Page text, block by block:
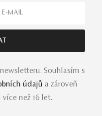
Souhlasím s
údajů a zároveň
než 16 let.